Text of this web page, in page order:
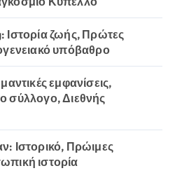
Ιστορία ζωής, Πρώτες
υπόβαθρο
εμφανίσεις,
σύλλογο, Διεθνής
Ιστορικό, Πρώιμες
ιστορία